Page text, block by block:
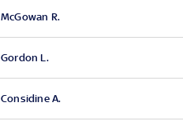
McGowan R.
Gordon L.
Considine A.